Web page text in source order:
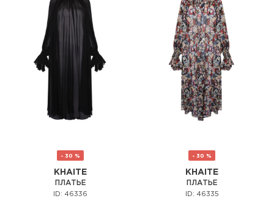
- 30 %
KHAITE
ПЛАТЬЕ
ID: 46336
- 30 %
KHAITE
ПЛАТЬЕ
ID: 46335